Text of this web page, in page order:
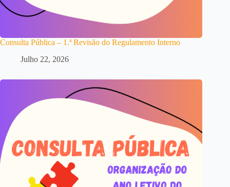
Consulta Pública – 1.ª Revisão do Regulamento Interno
Julho 22, 2026